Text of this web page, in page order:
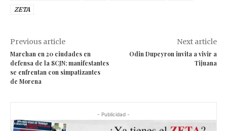
ZETA
Previous article
Marchan en 20 ciudades en
defensa de la SCJN; manifestantes
se enfrentan con simpatizantes
de Morena
Next article
Odin Dupeyron invita a vivir a
Tijuana
- Publicidad -